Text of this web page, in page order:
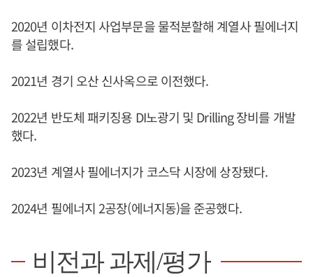
2020년 이차전지 사업부문을 물적분할해 계열사 필에너지
를 설립했다.
2021년 경기 오산 신사옥으로 이전했다.
2022년 반도체 패키징용 DI노광기 및 Drilling 장비를 개발
했다.
2023년 계열사 필에너지가 코스닥 시장에 상장됐다.
2024년 필에너지 2공장(에너지동)을 준공했다.
비전과 과제/평가